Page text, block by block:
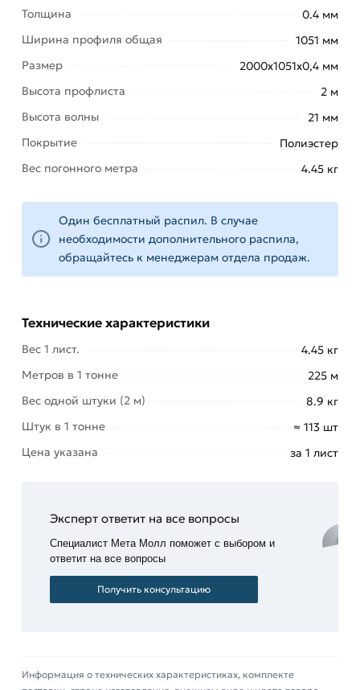
листы легко, быстро укладываются. Можно
хауса, павильона, других построек.
популярнейших марок профлиста. Его широко
используют в строительных работах. А именно:
осуществляют
кровлю
назначения.
используют
зданий,
складов,
и
торговых
каркасы.
стеновые
конструкций.
объектов
промышленного
применяют
Толщина
0.4 мм
Ширина профиля общая
1051 мм
Размер
2000х1051х0,4 мм
Высота профлиста
2 м
Высота волны
21 мм
Покрытие
Полиэстер
Вес погонного метра
4.45 кг
Один бесплатный распил. В случае
необходимости дополнительного распила,
обращайтесь к менеджерам отдела продаж.
Технические характеристики
Вес 1 лист.
4.45 кг
Метров в 1 тонне
225 м
Вес одной штуки (2 м)
8.9 кг
Штук в 1 тонне
≈ 113 шт
Цена указана
за 1 лист
Эксперт ответит на все вопросы
Специалист Мета Молл поможет с выбором и
ответит на все вопросы
Получить консультацию
Информация о технических характеристиках, комплекте